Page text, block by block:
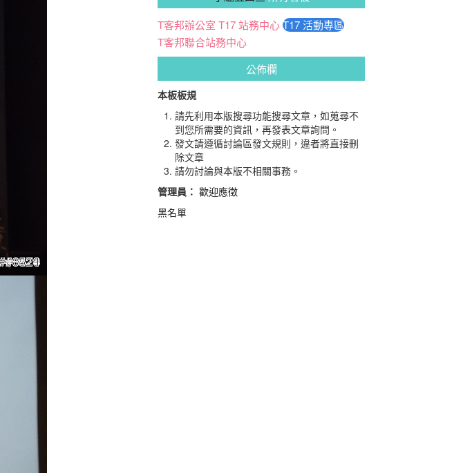
T客邦辦公室 T17 站務中心T17 活動專區
T客邦聯合站務中心
公佈欄
本板板規
請先利用本版搜尋功能搜尋文章，如蒐尋不
到您所需要的資訊，再發表文章詢問。
發文請遵循討論區發文規則，違者將直接刪
除文章
請勿討論與本版不相關事務。
管理員： 歡迎應徵
黑名單